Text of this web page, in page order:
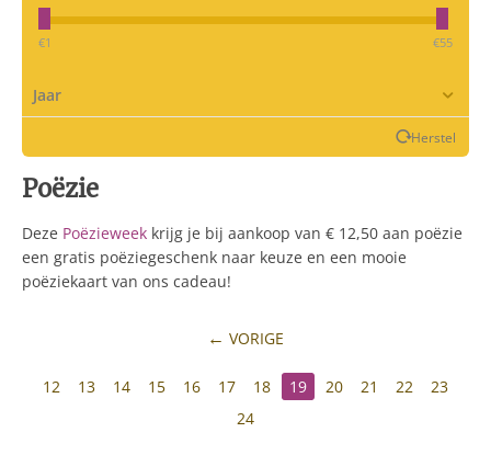
‎€1 ‎€55
Jaar
Herstel
Poëzie
Deze Poëzieweek krijg je bij aankoop van € 12,50 aan poëzie
een gratis poëziegeschenk naar keuze en een mooie
poëziekaart van ons cadeau!
VORIGE
12 13 14 15 16 17 18 19 20 21 22
23
24